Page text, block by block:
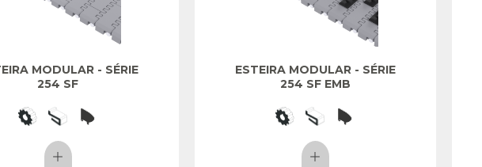
MODULAR - SÉRIE
254 SF
ESTEIRA MODULAR - SÉRIE
254 SF EMB